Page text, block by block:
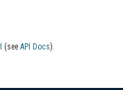
(see API Docs).